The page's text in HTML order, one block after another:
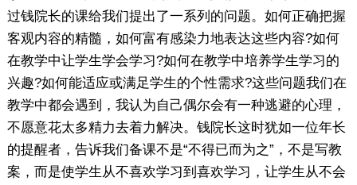
过钱院长的课给我们提出了一系列的问题。如何正确把握
客观内容的精髓，如何富有感染力地表达这些内容?如何
在教学中让学生学会学习?如何在教学中培养学生学习的
兴趣?如何能适应或满足学生的个性需求?这些问题我们在
教学中都会遇到，我认为自己偶尔会有一种逃避的心理，
不愿意花太多精力去着力解决。钱院长这时犹如一位年长
的提醒者，告诉我们备课不是“不得已而为之”，不是写教
案，而是使学生从不喜欢学习到喜欢学习，让学生从不会